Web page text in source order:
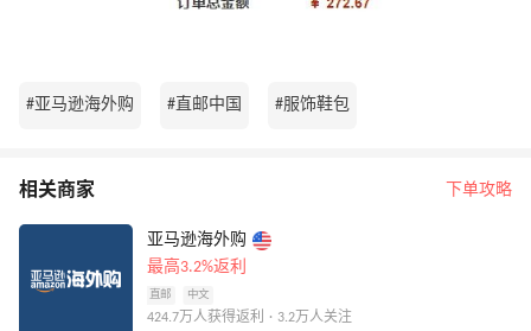
#亚马逊海外购 #直邮中国 #服饰鞋包
相关商家 下单攻略
亚马逊海外购
最高3.2%返利
直邮 中文
424.7万人获得返利 · 3.2万人关注